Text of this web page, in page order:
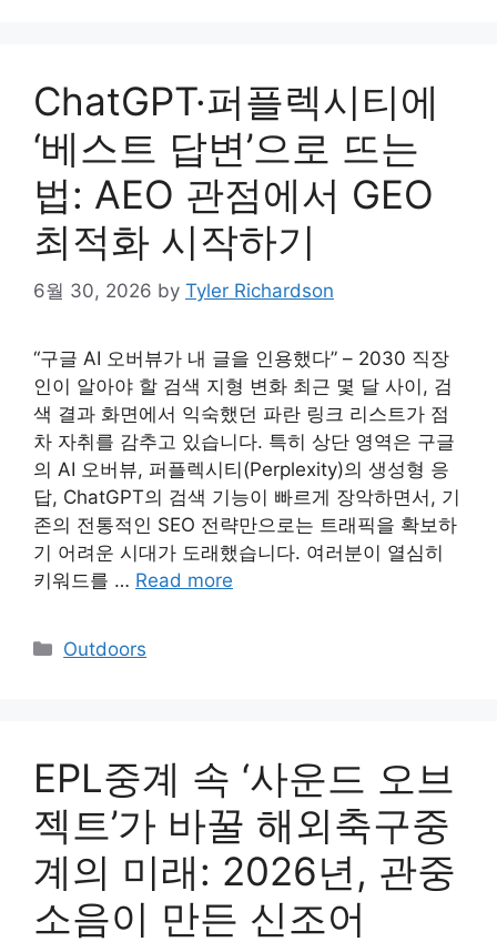
ChatGPT·퍼플렉시티에
‘베스트 답변’으로 뜨는
법: AEO 관점에서 GEO
최적화 시작하기
6월 30, 2026 by Tyler Richardson
“구글 AI 오버뷰가 내 글을 인용했다” – 2030 직장
인이 알아야 할 검색 지형 변화 최근 몇 달 사이, 검
색 결과 화면에서 익숙했던 파란 링크 리스트가 점
차 자취를 감추고 있습니다. 특히 상단 영역은 구글
의 AI 오버뷰, 퍼플렉시티(Perplexity)의 생성형 응
답, ChatGPT의 검색 기능이 빠르게 장악하면서, 기
존의 전통적인 SEO 전략만으로는 트래픽을 확보하
기 어려운 시대가 도래했습니다. 여러분이 열심히
키워드를 … Read more
Categories
Outdoors
EPL중계 속 ‘사운드 오브
젝트’가 바꿀 해외축구중
계의 미래: 2026년, 관중
소음이 만든 신조어